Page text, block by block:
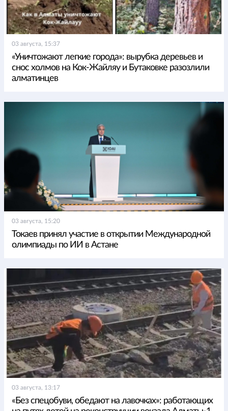
03 августа, 15:37
«Уничтожают легкие города»: вырубка деревьев и
снос холмов на Кок-Жайляу и Бутаковке разозлили
алматинцев
03 августа, 15:20
Токаев принял участие в открытии Международной
олимпиады по ИИ в Астане
03 августа, 13:17
«Без спецобуви, обедают на лавочках»: работающих